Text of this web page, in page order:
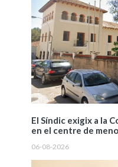
El Síndic exigix a la
en el centre de
06-08-2026